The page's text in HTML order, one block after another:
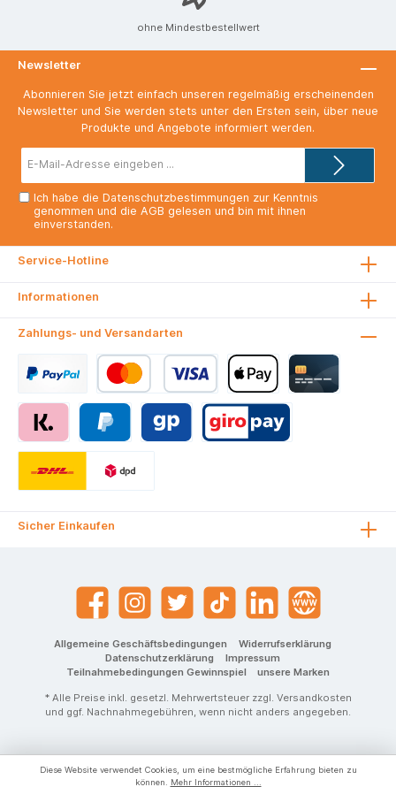
ohne Mindestbestellwert
Newsletter
Abonnieren Sie jetzt einfach unseren regelmäßig erscheinenden
Newsletter und Sie werden stets unter den Ersten sein, über neue
Produkte und Angebote informiert werden.
Mail-
Ich habe die Datenschutzbestimmungen zur Kenntnis
genommen und die AGB gelesen und bin mit ihnen
einverstanden.
Service-Hotline
Informationen
Zahlungs- und Versandarten
Sicher Einkaufen
Allgemeine Geschäftsbedingungen
Widerrufserklärung
Datenschutzerklärung
Impressum
Teilnahmebedingungen Gewinnspiel
unsere Marken
* Alle Preise inkl. gesetzl. Mehrwertsteuer zzgl. Versandkosten
und ggf. Nachnahmegebühren, wenn nicht anders angegeben.
Diese Website verwendet Cookies, um eine bestmögliche Erfahrung bieten zu
können.
Mehr Informationen ...